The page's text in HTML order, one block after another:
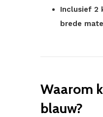
Inclusief 2
brede
Waarom
blauw?